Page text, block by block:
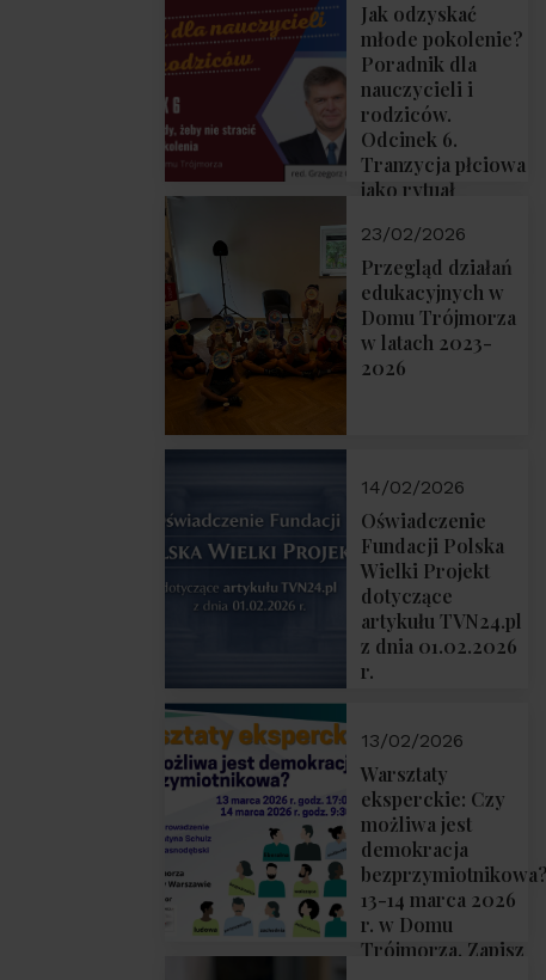
Jak odzyskać
młode pokolenie?
Poradnik dla
nauczycieli i
rodziców.
Odcinek 6.
Tranzycja płciowa
jako rytuał
Rozmawiają red.
Grzegorz Górny i
prof. Michał
Łuczewski
23/02/2026
Przegląd działań
edukacyjnych w
Domu Trójmorza
w latach 2023-
2026
14/02/2026
Oświadczenie
Fundacji Polska
Wielki Projekt
dotyczące
artykułu TVN24.pl
z dnia 01.02.2026
r.
13/02/2026
Warsztaty
eksperckie: Czy
możliwa jest
demokracja
13-14 marca 2026
r. w Domu
Trójmorza. Zapisz